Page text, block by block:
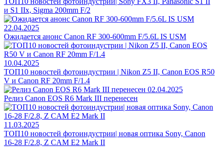
и S1 IIх, Sigma 200mm F/2
22.04.2025
Ожидается анонс Canon RF 300-600mm F/5.6L IS USM
10.04.2025
ТОП10 новостей фотоиндустрии | Nikon Z5 II, Canon EOS R50
V и Canon RF 20mm F/1.4
02.04.2025
Релиз Canon EOS R6 Mark III перенесен
11.03.2025
ТОП10 новостей фотоиндустрии| новая оптика Sony, Canon
16-28 F/2.8, Z CAM E2 Mark II